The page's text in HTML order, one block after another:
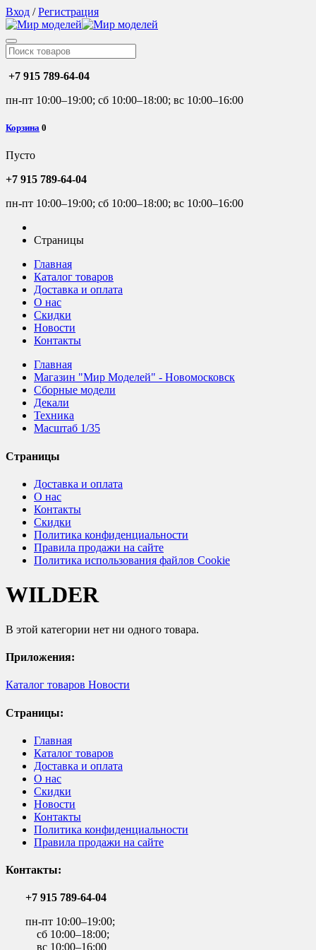
Вход /Регистрация
+7 915 789-64-04
пн-пт 10:00–19:00; сб 10:00–18:00; вс 10:00–16:00
Корзина 0
Пусто
+7 915 789-64-04
пн-пт 10:00–19:00; сб 10:00–18:00; вс 10:00–16:00
Страницы
Главная
Каталог товаров
Доставка и оплата
О нас
Скидки
Новости
Контакты
Главная
Магазин "Мир Моделей" - Новомосковск
Сборные модели
Декали
Техника
Масштаб 1/35
Страницы
Доставка и оплата
О нас
Контакты
Скидки
Политика конфиденциальности
Правила продажи на сайте
Политика использования файлов Cookie
WILDER
В этой категории нет ни одного товара.
Приложения:
Каталог товаров Новости
Страницы:
Главная
Каталог товаров
Доставка и оплата
О нас
Скидки
Новости
Контакты
Политика конфиденциальности
Правила продажи на сайте
Контакты:
+7 915 789-64-04
пн-пт 10:00–19:00;
сб 10:00–18:00;
вс 10:00–16:00